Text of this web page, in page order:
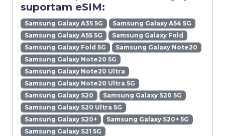
suportam eSIM:
Samsung Galaxy A35 5G
Samsung Galaxy A54 5G
Samsung Galaxy A55 5G
Samsung Galaxy Fold
Samsung Galaxy Fold 5G
Samsung Galaxy Note20
Samsung Galaxy Note20 5G
Samsung Galaxy Note20 Ultra
Samsung Galaxy Note20 Ultra 5G
Samsung Galaxy S20
Samsung Galaxy S20 5G
Samsung Galaxy S20 Ultra 5G
Samsung Galaxy S20+
Samsung Galaxy S20+ 5G
Samsung Galaxy S21 5G